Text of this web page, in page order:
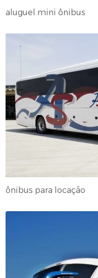
aluguel mini ônibus
ônibus para locação